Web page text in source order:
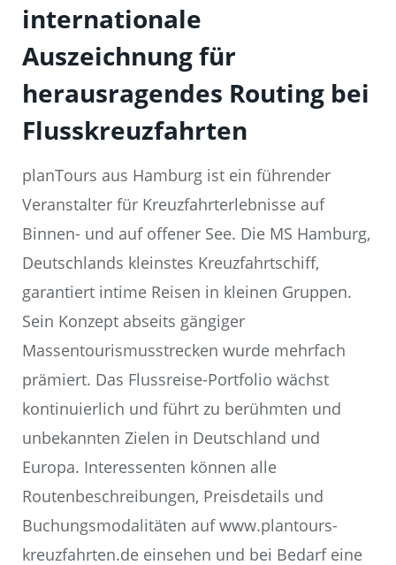
internationale
Auszeichnung für
herausragendes Routing bei
Flusskreuzfahrten
planTours aus Hamburg ist ein führender
Veranstalter für Kreuzfahrterlebnisse auf
Binnen- und auf offener See. Die MS Hamburg,
Deutschlands kleinstes Kreuzfahrtschiff,
garantiert intime Reisen in kleinen Gruppen.
Sein Konzept abseits gängiger
Massentourismusstrecken wurde mehrfach
prämiert. Das Flussreise-Portfolio wächst
kontinuierlich und führt zu berühmten und
unbekannten Zielen in Deutschland und
Europa. Interessenten können alle
Routenbeschreibungen, Preisdetails und
Buchungsmodalitäten auf www.plantours-
kreuzfahrten.de einsehen und bei Bedarf eine